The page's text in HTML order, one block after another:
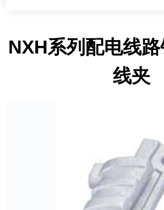
NXH系列配电线
线夹